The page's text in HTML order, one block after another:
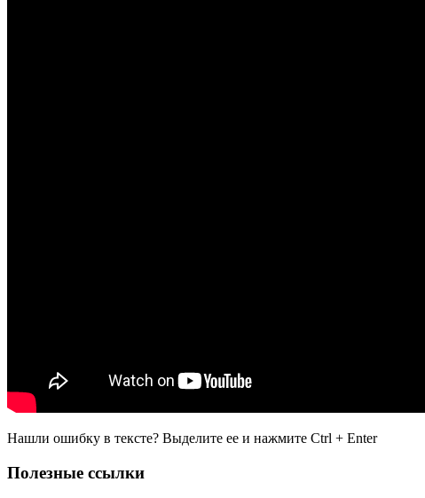
Нашли ошибку в тексте? Выделите ее и нажмите Ctrl + Enter
Полезные ссылки